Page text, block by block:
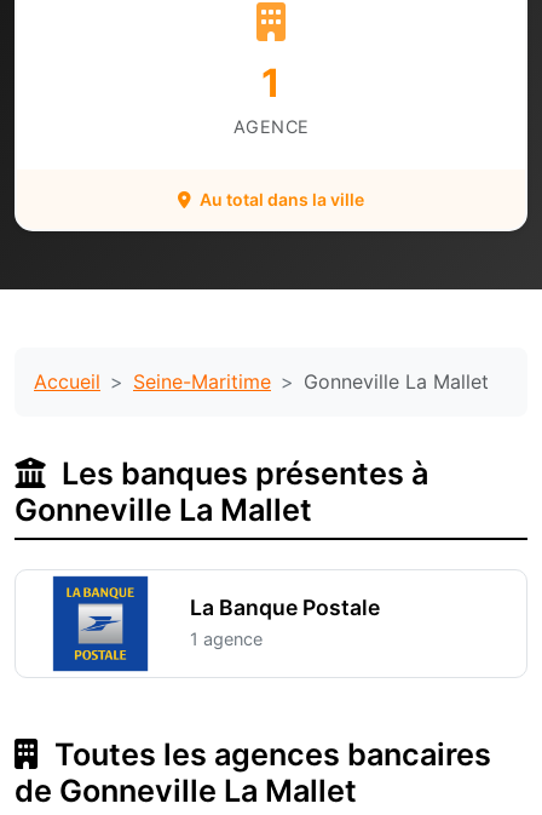
1
AGENCE
Au total dans la ville
Accueil Seine-Maritime Gonneville La Mallet
Les banques présentes à
Gonneville La Mallet
La Banque Postale
1 agence
Toutes les agences bancaires
de Gonneville La Mallet